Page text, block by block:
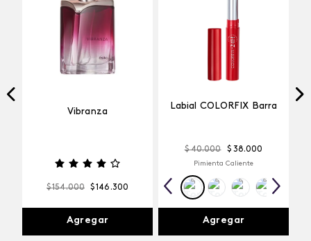
Vibranza
$154.000 $146 .300
Agregar
Labial COLORFIX Barra
$ 40.000 $ 38.000
Pimienta Caliente
Agregar